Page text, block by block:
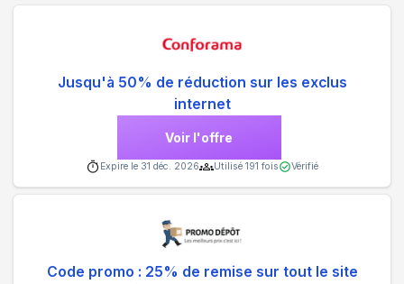
Jusqu'à 50% de réduction sur les exclus
internet
Voir l'offre
Expire le 31 déc. 2026 Utilisé 191 fois Vérifié
Code promo : 25% de remise sur tout le site